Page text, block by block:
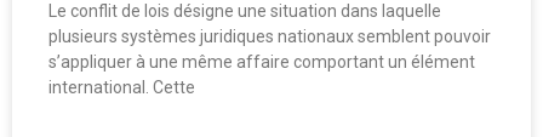
Le conflit de lois désigne une situation dans laquelle
plusieurs systèmes juridiques nationaux semblent pouvoir
s’appliquer à une même affaire comportant un élément
international. Cette